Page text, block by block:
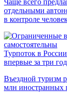
Чаще всего
отдельными
в контроле
Турпоток в
впервые за три
Въездной туризм
млн иностранных